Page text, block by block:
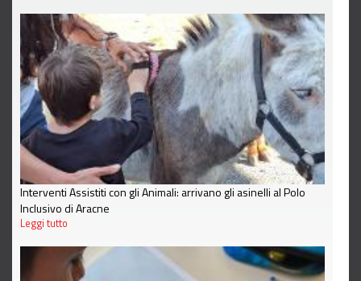
Interventi Assistiti con gli Animali: arrivano gli asinelli al Polo
Inclusivo di Aracne
Leggi tutto